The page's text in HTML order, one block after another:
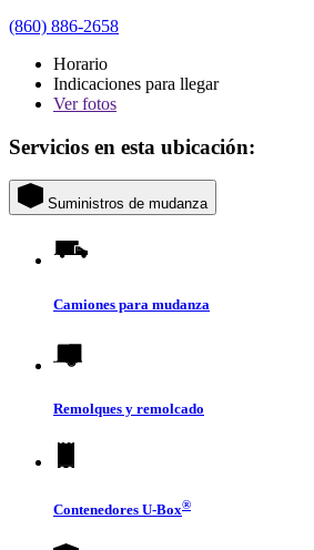
(860) 886-2658
Horario
Indicaciones para llegar
Verfotos
Servicios en esta ubicación:
Suministros de mudanza
Camiones para mudanza
Remolques y remolcado
Contenedores U-Box®